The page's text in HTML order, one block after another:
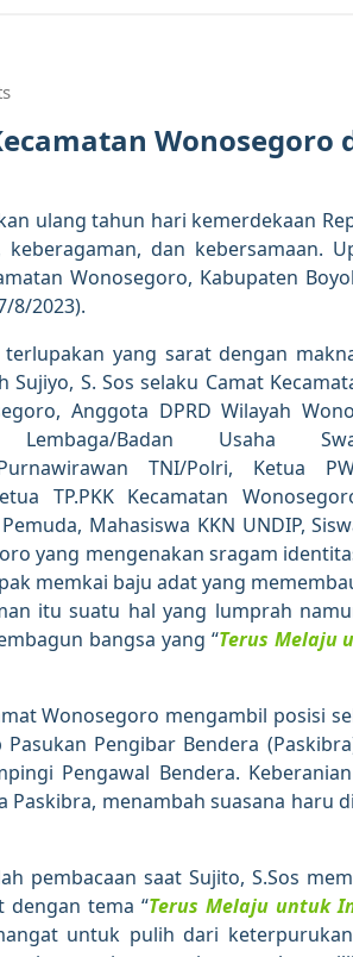
Wonosegoro
ulang tahun hari kemerdekaan
dan kebersamaan.
Wonosegoro, Kabupaten
8/2023).
yang sarat dengan
S. Sos selaku Camat
Anggota DPRD Wilayah
Lembaga/Badan Usaha
TNI/Polri, Ketua
TP.PKK Kecamatan
Mahasiswa KKN UNDIP,
yang mengenakan sragam
memkai baju adat yang
itu suatu hal yang lumprah
bangsa yang “Terus Melaju
Wonosegoro mengambil posisi
Pengibar Bendera
Pengawal Bendera.
menambah suasana haru
pembacaan saat Sujito, S.Sos
dengan tema “Terus Melaju untuk
untuk pulih dari